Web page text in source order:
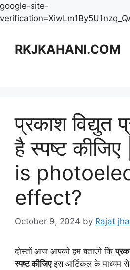
google-site-
contentRKJKAHANI.COM
प्रकाश विद्युत
है स्पष्ट
is
effect?
October 9, 2024 by Rajat
दोस्तों आज आपको हम बताएंगे कि
स्पष्ट कीजिएइस आर्टिकल के माध्यम से